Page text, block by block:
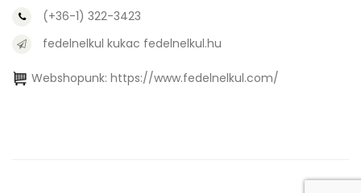
(+36-1) 322-3423
fedelnelkul kukac fedelnelkul.hu
Webshopunk: https://www.fedelnelkul.com/